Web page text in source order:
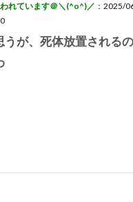
れています＠＼(^o^)／ ：2025/
うが、死体放置される